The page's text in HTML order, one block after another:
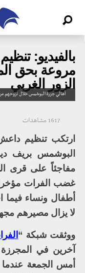
بالفيديو:
مروعة بحق
الزور الغربي
أهالي جزرة البوشمس خلال نزوحهم
1617 مشاهدات
ارتكب تنظيم
البوشمس بريف
مفاجئاً على قرى
غضب الفرات مؤخرا
لا يزال مصيرهم
ووثقت شبكة “
آخرين في
أمس الجمعة عندما